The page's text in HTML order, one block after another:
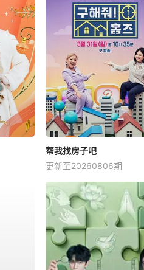
帮我找房子吧
更新至20260806期